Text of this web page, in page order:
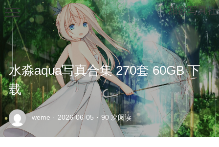
水淼aqua写真合集 270套 60GB 下
载
weme · 2026-06-05 · 90 次阅读
甜欲写真社
示
例